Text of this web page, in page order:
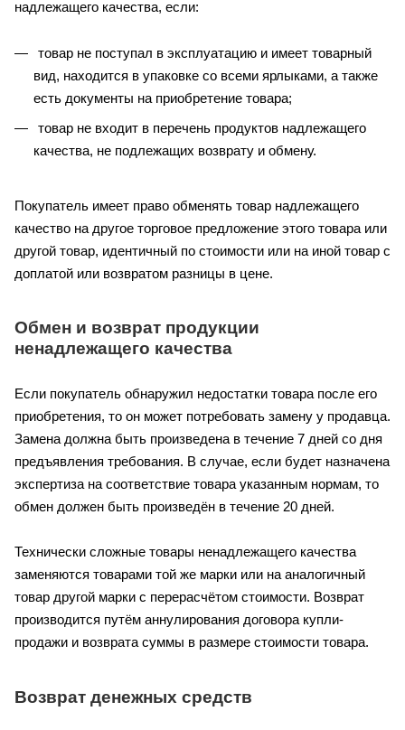
надлежащего качества, если:
товар не поступал в эксплуатацию и имеет товарный
вид, находится в упаковке со всеми ярлыками, а также
есть документы на приобретение товара;
товар не входит в перечень продуктов надлежащего
качества, не подлежащих возврату и обмену.
Покупатель имеет право обменять товар надлежащего
качество на другое торговое предложение этого товара или
другой товар, идентичный по стоимости или на иной товар с
доплатой или возвратом разницы в цене.
Обмен и возврат продукции
ненадлежащего качества
Если покупатель обнаружил недостатки товара после его
приобретения, то он может потребовать замену у продавца.
Замена должна быть произведена в течение 7 дней со дня
предъявления требования. В случае, если будет назначена
экспертиза на соответствие товара указанным нормам, то
обмен должен быть произведён в течение 20 дней.
Технически сложные товары ненадлежащего качества
заменяются товарами той же марки или на аналогичный
товар другой марки с перерасчётом стоимости. Возврат
производится путём аннулирования договора купли-
продажи и возврата суммы в размере стоимости товара.
Возврат денежных средств